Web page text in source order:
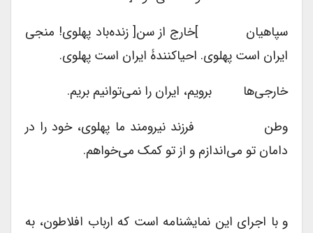
سپاهیان ]خارج از سن[ زنده‌باد پهلوی! منجی
ایران است پهلوی. احیاکنندۀ ایران است پهلوی.
خارجی‌ها برویم، ایران را نمی‌توانیم بریم.
وطن فرزند نیرومند ما پهلوی، خود را در
دامان تو می‌اندازم و از تو کمک می‌خواهم.
و با اجرای این نمایشنامه است که ارباب افلاطون، به